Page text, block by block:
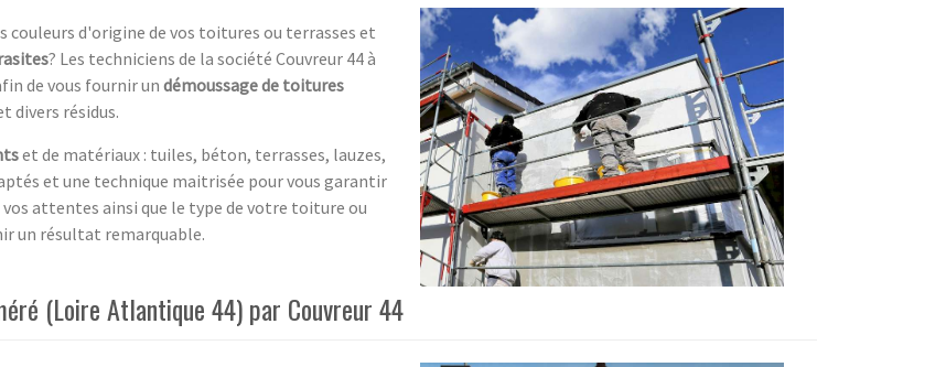
couleurs d'origine de vos toitures ou terrasses et
? Les techniciens de la société Couvreur 44 à
de vous fournir un démoussage de toitures
divers résidus.
et de matériaux : tuiles, béton, terrasses, lauzes,
et une technique maitrisée pour vous garantir
attentes ainsi que le type de votre toiture ou
un résultat remarquable.
(Loire Atlantique 44) par Couvreur 44